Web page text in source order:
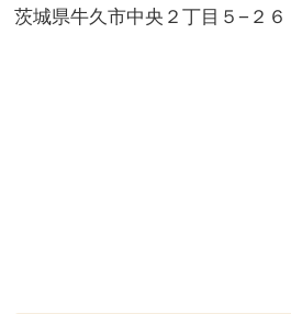
茨城県牛久市中央２丁目５−２６